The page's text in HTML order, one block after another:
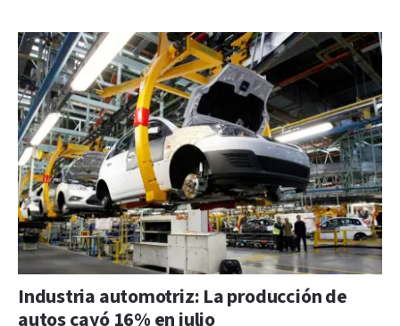
Industria automotriz: La producción de
autos cayó 16% en julio